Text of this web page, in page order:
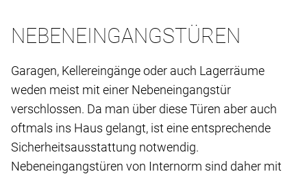
NEBENEINGANGSTÜREN
Garagen, Kellereingänge oder auch Lagerräume
weden meist mit einer Nebeneingangstür
verschlossen. Da man über diese Türen aber auch
oftmals ins Haus gelangt, ist eine entsprechende
Sicherheitsausstattung notwendig.
Nebeneingangstüren von Internorm sind daher mit